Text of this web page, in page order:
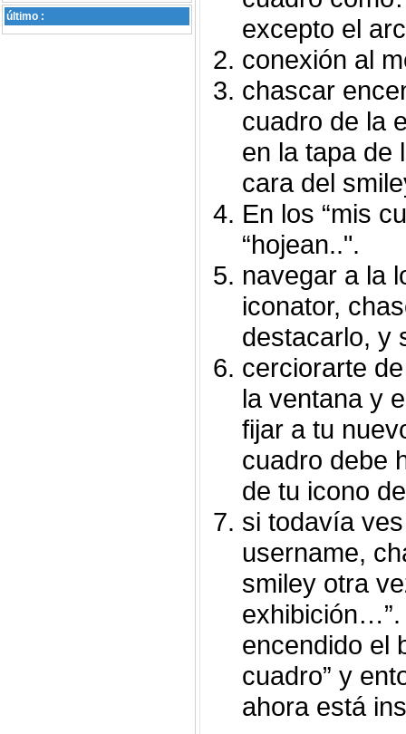
último :
excepto el
conexión al
chascar
cuadro de la
en la tapa de
cara del
En los “mis
“hojean..".
navegar a la
iconator,
destacarlo, y
cerciorarte
la ventana y
fijar a tu
cuadro debe
de tu icono
si todavía
username,
smiley otra
encendido el
cuadro” y
ahora está